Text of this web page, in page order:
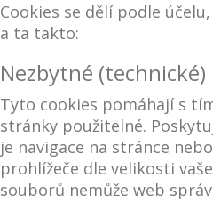
Cookies se dělí podle
a ta takto:
Nezbytné (technické)
Tyto cookies pomáhají s
stránky použitelné.
je navigace na stránce
prohlížeče dle velikosti
souborů nemůže web